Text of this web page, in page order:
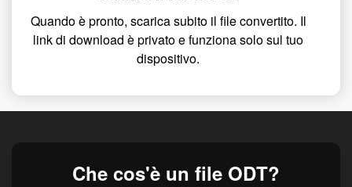
Quando è pronto, scarica subito il file convertito. Il
link di download è privato e funziona solo sul tuo
dispositivo.
Che cos'è un file ODT?